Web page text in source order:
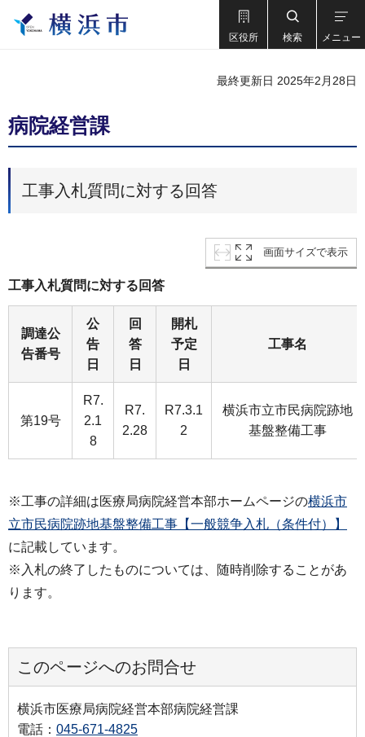
区役所 検索 メニュー
最終更新日 2025年2月28日
病院経営課
工事入札質問に対する回答
画面サイズで表示
工事入札質問に対する回答
調達公
告番号
公
告
日
回
答
日
開札
予定
日
工事名
第19号
R7.
2.1
8
R7.
2.28
R7.3.1
2
横浜市立市民病院跡地
基盤整備工事
※工事の詳細は医療局病院経営本部ホームページの横浜市
立市民病院跡地基盤整備工事【一般競争入札（条件付）】
に記載しています。
※入札の終了したものについては、随時削除することがあ
ります。
このページへのお問合せ
横浜市医療局病院経営本部病院経営課
電話： 045-671-4825